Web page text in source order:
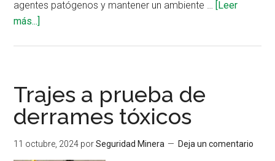
agentes patógenos y mantener un ambiente … [Leer
más...]
ropa
descartable
Trajes a prueba de
derrames tóxicos
11 octubre, 2024 porSeguridad Minera Deja un comentario